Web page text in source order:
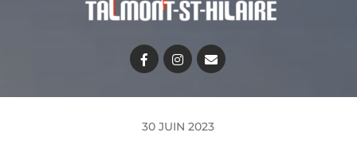
30 JUIN 2023